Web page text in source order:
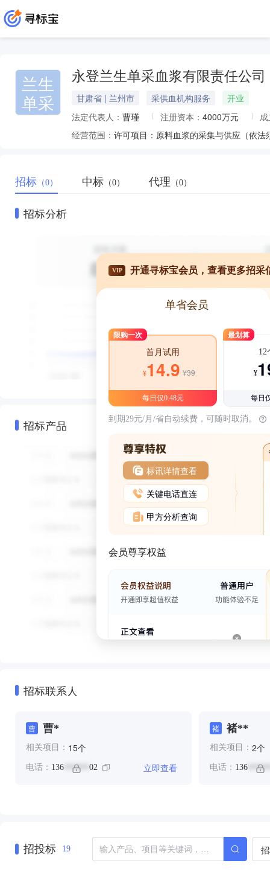
兰生
单采
永登兰生单采血浆有限责任公司
甘肃省 | 兰州市 采供血机构服务
开业
法定代表人： 曹瑾 注册资本： 4000万元
经营范围： 许可项目：原料血浆的采集与供应（依
招标 （0） 中标 （0） 代理 （0）
招标分析
招标产品
VIP 开通寻标宝会员，查看更多招采
单省会员
限购一次
首月试用
¥14.9 ¥39
每日仅0.48元
最划算
12
¥
每日
到期29元/月/省自动续费，可随时取消。
标讯详情查看
关键电话直连
甲方分析查询
会员尊享权益
招标联系人
曹 曹*
相关项目： 15个
电话： 136 ****** 02 立即查看
褚 褚**
相关项目： 2个
电话： 136
招投标 19